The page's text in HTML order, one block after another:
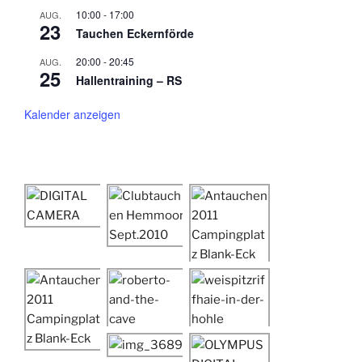
AUG.
23
10:00 - 17:00
Tauchen Eckernförde
AUG.
25
20:00 -20:45
Hallentraining – RS
Kalender anzeigen